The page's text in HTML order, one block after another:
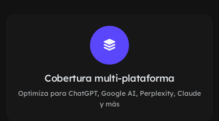
Cobertura multi-plataforma
Optimiza para ChatGPT, Google AI, Perplexity, Claude
y más